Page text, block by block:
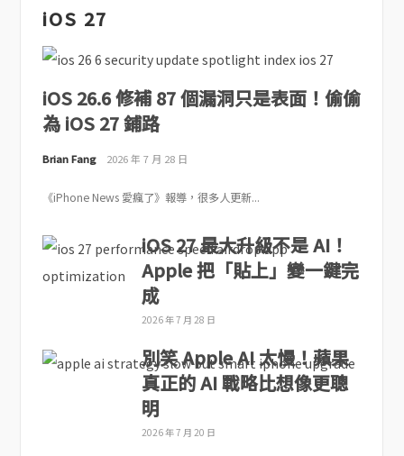
iOS 27
iOS 26.6 修補 87 個漏洞只是表面！偷偷
為 iOS 27 鋪路
Brian Fang 2026 年 7 月 28 日
《iPhone News 愛瘋了》報導，很多人更新...
iOS 27 最大升級不是 AI！
Apple 把「貼上」變一鍵完
成
2026 年 7 月 28 日
別笑 Apple AI 太慢！蘋果
真正的 AI 戰略比想像更聰
明
2026 年 7 月 20 日